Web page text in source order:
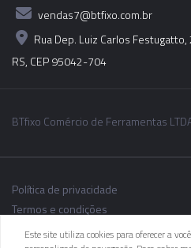
vendas7@btfixo.com.br
Rua Dep. Luiz Carlos
RS, CEP 95042-704
BTfixo Comércio de Ferramentas
Política de privacidade
Termos e condições
Este site utiliza cookies para oferecer a